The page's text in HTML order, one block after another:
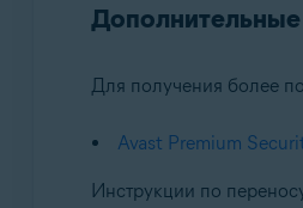
Для получения более
Avast Premium
Инструкции по